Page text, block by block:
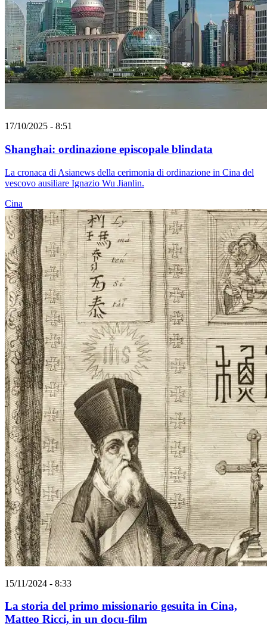
17/10/2025 - 8:51
Shanghai: ordinazione episcopale blindata
La cronaca di Asianews della cerimonia di ordinazione in Cina del
vescovo ausiliare Ignazio Wu Jianlin.
Cina
15/11/2024 - 8:33
La storia del primo missionario gesuita in Cina,
Matteo Ricci, in un docu-film